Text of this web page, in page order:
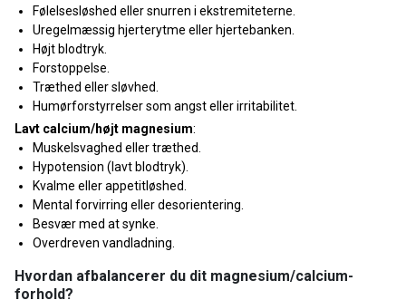
Følelsesløshed eller snurren i ekstremiteterne.
Uregelmæssig hjerterytme eller hjertebanken.
Højt blodtryk.
Forstoppelse.
Træthed eller sløvhed.
Humørforstyrrelser som angst eller irritabilitet.
Lavt calcium/højt magnesium:
Muskelsvaghed eller træthed.
Hypotension (lavt blodtryk).
Kvalme eller appetitløshed.
Mental forvirring eller desorientering.
Besvær med at synke.
Overdreven vandladning.
Hvordan afbalancerer du dit magnesium/calcium-
forhold?